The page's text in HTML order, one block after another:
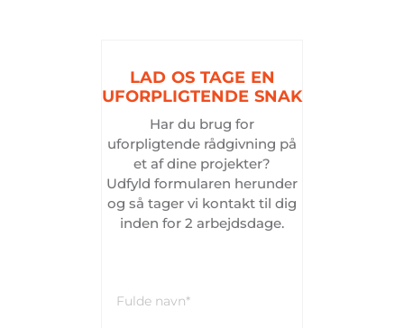
LAD OS TAGE EN
UFORPLIGTENDE SNAK
Har du brug for
uforpligtende rådgivning på
et af dine projekter?
Udfyld formularen herunder
og så tager vi kontakt til dig
inden for 2 arbejdsdage.